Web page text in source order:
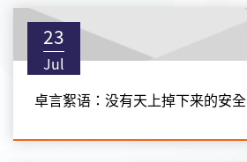
23
Jul
卓言絮语：没有天上掉下来的安全